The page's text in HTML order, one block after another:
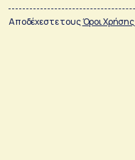
Αποδέχεστε τουςΌροι Χρήσης